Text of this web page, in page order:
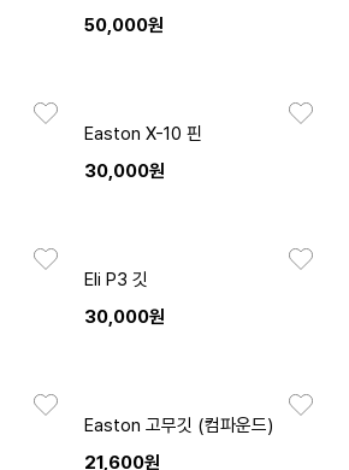
50,000원
Easton X-10 핀
30,000원
Eli P3 깃
30,000원
Easton 고무깃 (컴파운드)
21,600원